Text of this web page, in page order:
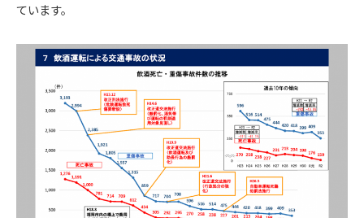
ています。